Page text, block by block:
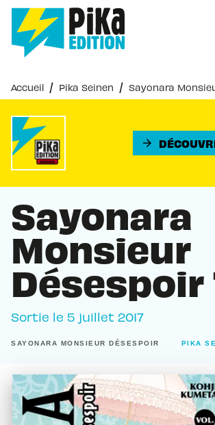
MENU RECHERCHE
PIED DE PAGE
Accueil / Pika Seinen / Sayonara
arrow_forward
Sayonara
Monsieur
Désespoir
Sortie le 5 juillet 2017
SAYONARA MONSIEUR DÉSESPOIR PIKA